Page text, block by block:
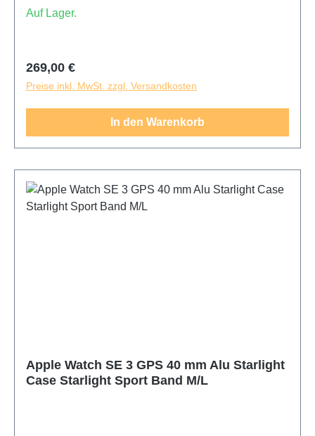
Auf Lager.
Regulärer Preis:
269,00 €
Preise inkl. MwSt. zzgl. Versandkosten
In den Warenkorb
Apple Watch SE 3 GPS 40 mm Alu Starlight
Case Starlight Sport Band M/L